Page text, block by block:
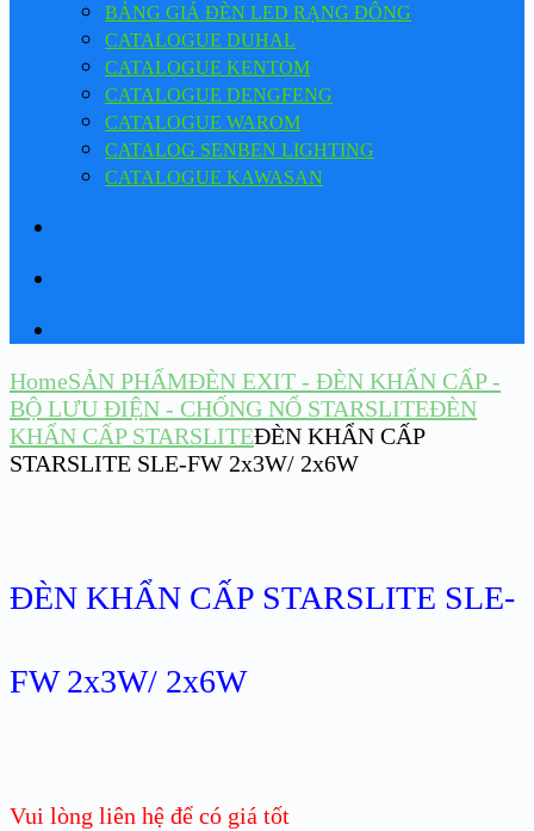
BẢNG GIÁ ĐÈN LED RẠNG ĐÔNG
CATALOGUE DUHAL
CATALOGUE KENTOM
CATALOGUE DENGFENG
CATALOGUE WAROM
CATALOG SENBEN LIGHTING
CATALOGUE KAWASAN
HomeSẢN PHẨMĐÈN EXIT - ĐÈN KHẨN CẤP -
BỘ LƯU ĐIỆN - CHỐNG NỔ STARSLITEĐÈN
KHẨN CẤP STARSLITEĐÈN KHẨN CẤP
STARSLITE SLE-FW 2x3W/ 2x6W
ĐÈN KHẨN CẤP STARSLITE SLE-
FW 2x3W/ 2x6W
Vui lòng liên hệ để có giá tốt